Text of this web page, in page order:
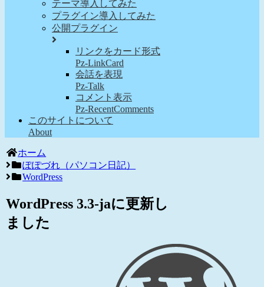
テーマ導入してみた
プラグイン導入してみた
公開プラグイン
リンクをカード形式
Pz-LinkCard
会話を表現
Pz-Talk
コメント表示
Pz-RecentComments
このサイトについて
About
ホーム
ぽぽづれ（パソコン日記）
WordPress
WordPress 3.3-jaに更新し
ました